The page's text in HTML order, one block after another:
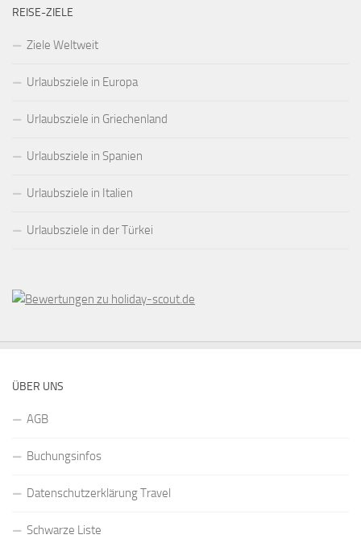
REISE-ZIELE
Ziele Weltweit
Urlaubsziele in Europa
Urlaubsziele in Griechenland
Urlaubsziele in Spanien
Urlaubsziele in Italien
Urlaubsziele in der Türkei
ÜBER UNS
AGB
Buchungsinfos
Datenschutzerklärung Travel
Schwarze Liste